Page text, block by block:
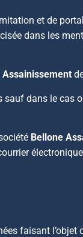
et de
dans les
Assainissement
sauf dans le
Bellone
faisant l’objet